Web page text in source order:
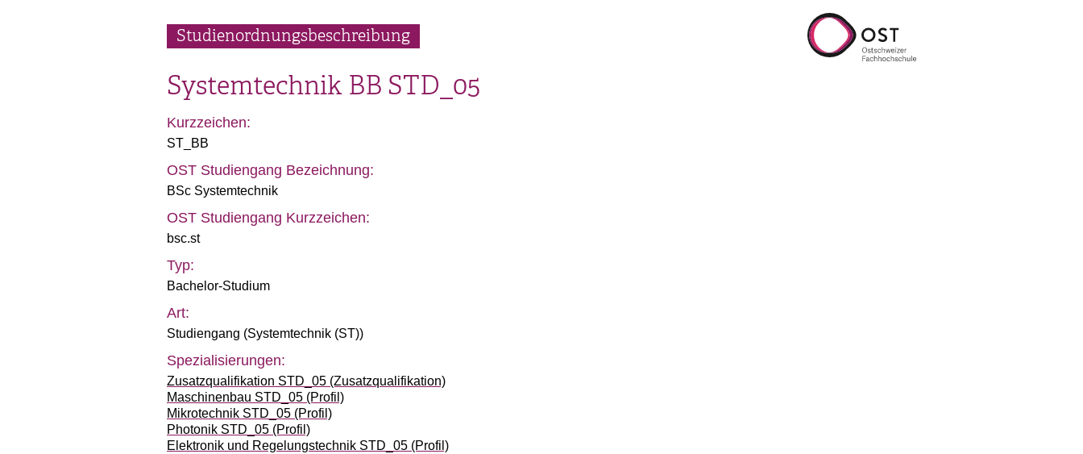
Studienordnungsbeschreibung
Systemtechnik BB STD_05
Kurzzeichen:
ST_BB
OST Studiengang Bezeichnung:
BSc Systemtechnik
OST Studiengang Kurzzeichen:
bsc.st
Typ:
Bachelor-Studium
Art:
Studiengang (Systemtechnik (ST))
Spezialisierungen:
Zusatzqualifikation STD_05 (Zusatzqualifikation)
Maschinenbau STD_05 (Profil)
Mikrotechnik STD_05 (Profil)
Photonik STD_05 (Profil)
Elektronik und Regelungstechnik STD_05 (Profil)